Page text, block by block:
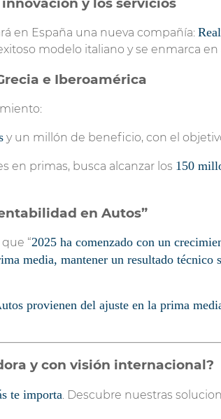
en España una nueva compañía:
modelo italiano y se enmarca
e Iberoamérica
y un millón de beneficio, con el
en primas, busca alcanzar los 150
en Autos”
“2025 ha comenzado con un
media, mantener un resultado técnico
provienen del ajuste en la prima
y con visión internacional?
te importa . Descubre nuestras